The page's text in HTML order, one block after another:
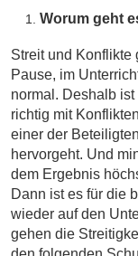
Worum geht
Streit und Konflikte
Pause, im
normal. Deshalb
richtig mit
einer der
hervorgeht. Und
dem Ergebnis
Dann ist es für die
wieder auf den
gehen die